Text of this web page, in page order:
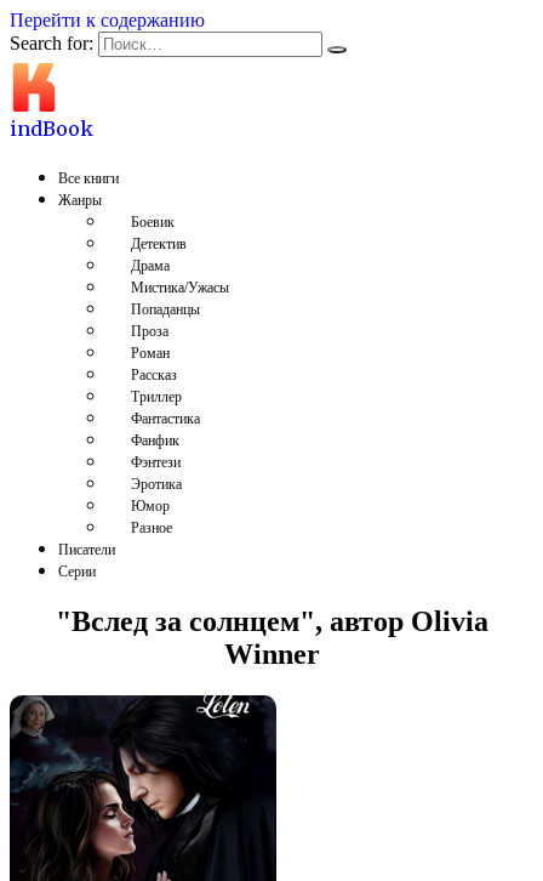
Перейти к содержанию
Search for:
indBook
Все книги
Жанры
Боевик
Детектив
Драма
Мистика/Ужасы
Попаданцы
Проза
Роман
Рассказ
Триллер
Фантастика
Фанфик
Фэнтези
Эротика
Юмор
Разное
Писатели
Серии
"Вслед за солнцем", автор Olivia
Winner